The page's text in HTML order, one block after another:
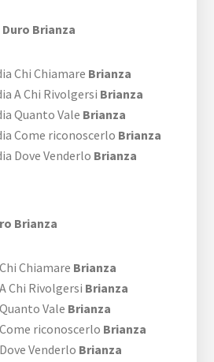
Brianza
Chi Chiamare Brianza
A Chi Rivolgersi Brianza
Quanto Vale Brianza
Come riconoscerlo Brianza
Dove Venderlo Brianza
Brianza
Chiamare Brianza
Chi Rivolgersi Brianza
Vale Brianza
riconoscerlo Brianza
Venderlo Brianza